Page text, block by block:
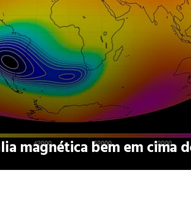
magnética bem em cima